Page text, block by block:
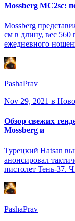
Mossberg MC2sc:
Mossberg
см в длину, вес 560
ежедневного
PashaPrav
Nov 29, 2021 в
Обзор свежих
Mossberg и
Турецкий Hatsan
анонсировал
пистолет Тень-37.
PashaPrav